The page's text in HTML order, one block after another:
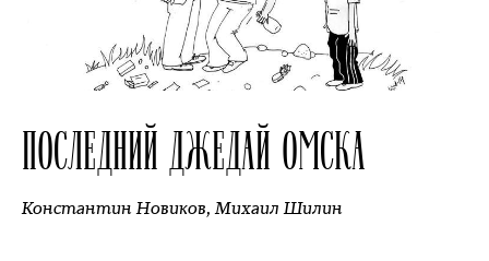
ПОСЛЕДНИЙ ДЖЕДАЙ ОМСКА
Константин Новиков,Михаил Шилин